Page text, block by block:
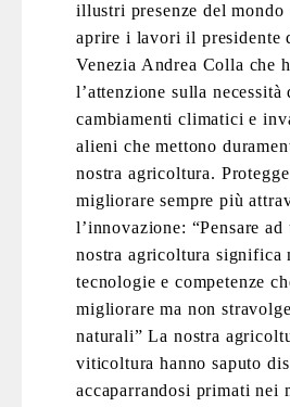
illustri presenze del
aprire i lavori il presidente
Venezia Andrea Colla che
l’attenzione sulla
cambiamenti climatici e
alieni che mettono
nostra agricoltura.
migliorare sempre più
l’innovazione: “Pensare
nostra agricoltura significa
tecnologie e competenze
migliorare ma non
naturali” La nostra
viticoltura hanno saputo
accaparrandosi primati nei